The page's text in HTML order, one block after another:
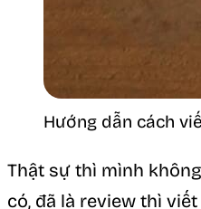
Hướng dẫn cách
Thật sự thì mình
có, đã là review thì